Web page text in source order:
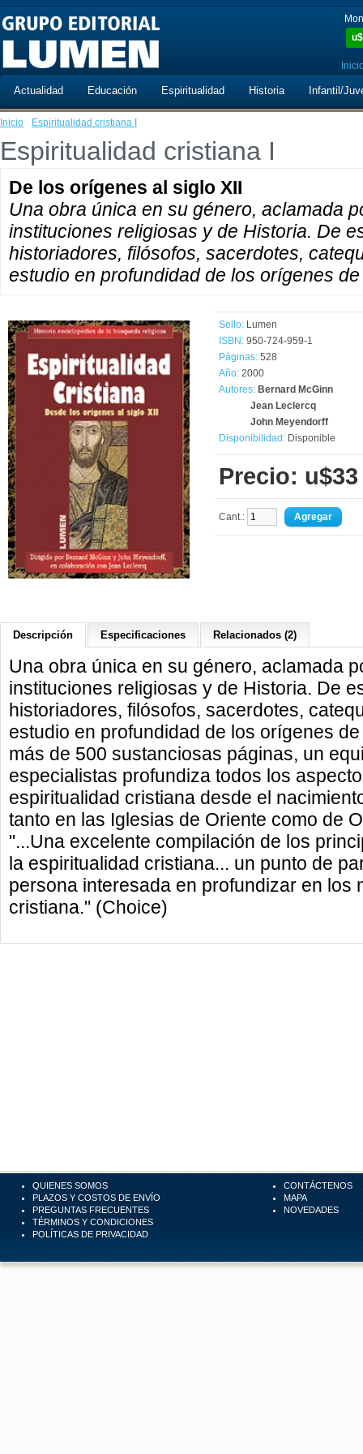
u$
Actualidad Educación Espiritualidad Historia Infantil/
Inicio · Espiritualidad cristiana I
Espiritualidad cristiana I
De los orígenes al siglo XII
Una obra única en su género, aclamada
instituciones religiosas y de Historia. De
historiadores, filósofos, sacerdotes,
estudio en profundidad de los orígenes
Sello: Lumen
ISBN: 950-724-959-1
Páginas: 528
Año: 2000
Autores: Bernard McGinn
Jean Leclercq
John Meyendorff
Disponibilidad: Disponible
Precio: u$33
Cant.:
Descripción Especificaciones Relacionados (2)
Una obra única en su género, aclamada
instituciones religiosas y de Historia. De
historiadores, filósofos, sacerdotes,
estudio en profundidad de los orígenes
más de 500 sustanciosas páginas, un
especialistas profundiza todos los
espiritualidad cristiana desde el
tanto en las Iglesias de Oriente como de
"...Una excelente compilación de los
la espiritualidad cristiana... un punto de
persona interesada en profundizar en los
cristiana." (Choice)
QUIENES SOMOS
PLAZOS Y COSTOS DE ENVÍO
PREGUNTAS FRECUENTES
TÉRMINOS Y CONDICIONES
POLÍTICAS DE PRIVACIDAD
CONTÁCTENOS
MAPA
NOVEDADES